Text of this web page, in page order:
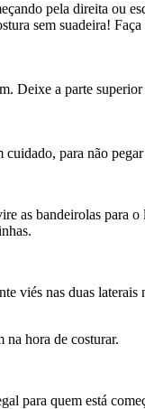
pela direita ou
sem suadeira!
Deixe a parte
para não
as bandeirolas
viés nas duas
na hora de costurar.
para quem está